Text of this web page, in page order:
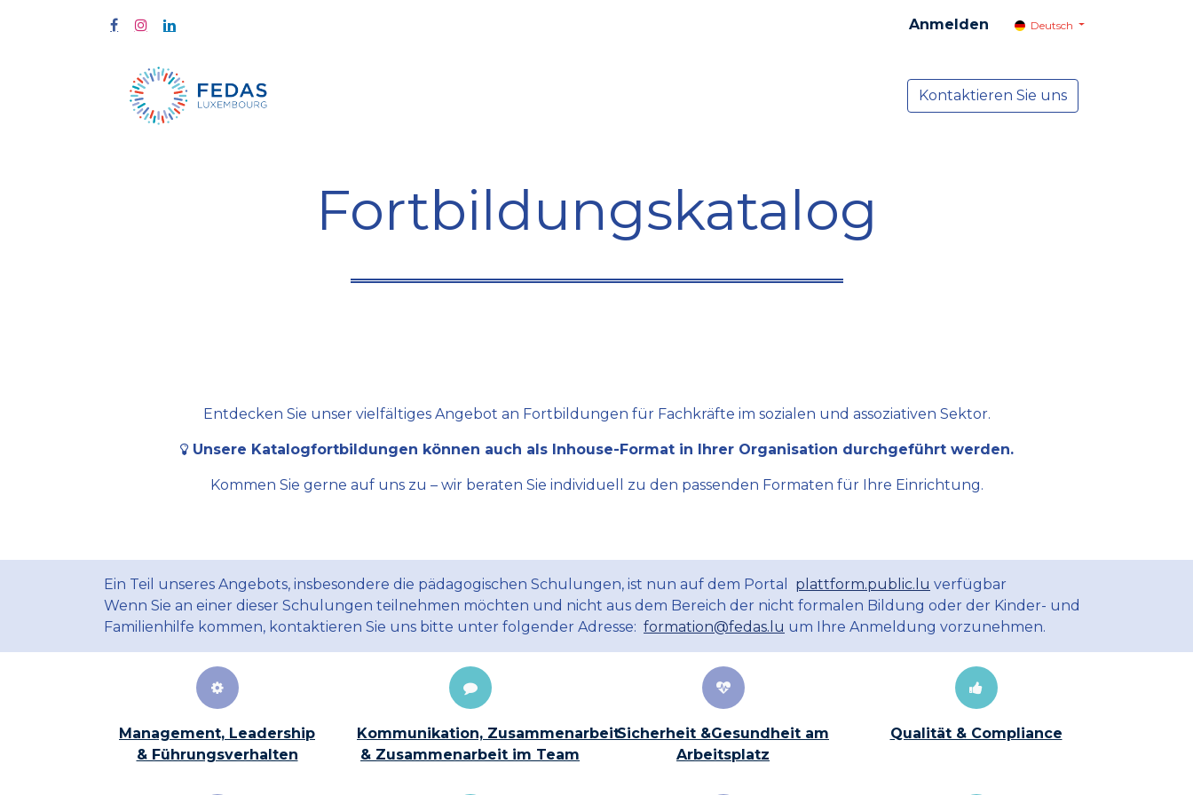
Anmelden Deutsch
NEWS
Kontaktieren Sie uns
Fortbildungskatalog
Entdecken Sie unser vielfältiges Angebot an Fortbildungen für Fachkräfte im sozialen und assoziativen Sektor.
Unsere Katalogfortbildungen können auch als Inhouse-Format in Ihrer Organisation durchgeführt werden.
Kommen Sie gerne auf uns zu – wir beraten Sie individuell zu den passenden Formaten für Ihre Einrichtung.
Ein Teil unseres Angebots, insbesondere die pädagogischen Schulungen, ist nun auf dem Portal plattform.public.lu verfügbar
Wenn Sie an einer dieser Schulungen teilnehmen möchten und nicht aus dem Bereich der nicht formalen Bildung oder der Kinder- und
Familienhilfe kommen, kontaktieren Sie uns bitte unter folgender Adresse: formation@fedas.lu um Ihre Anmeldung vorzunehmen.
Management, Leadership
& Führungsverhalten
Kommunikation, Zusammenarbeit
& Zusammenarbeit im Team
Sicherheit &Gesundheit am
Arbeitsplatz
Qualität & Compliance